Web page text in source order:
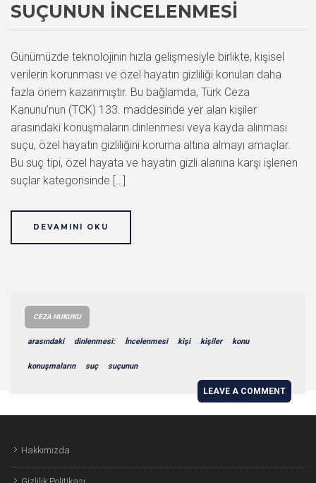
SUÇUNUN İNCELENMESI
Günümüzde teknolojinin hızla gelişmesiyle birlikte, kişisel
verilerin korunması ve özel hayatın gizliliği konuları daha
fazla önem kazanmıştır. Bu bağlamda, Türk Ceza
Kanunu’nun (TCK) 133. maddesinde yer alan kişiler
arasındaki konuşmaların dinlenmesi veya kayda alınması
suçu, özel hayatın gizliliğini koruma altına almayı amaçlar.
Bu suç tipi, özel hayata ve hayatın gizli alanına karşı işlenen
suçlar kategorisinde […]
DEVAMINI OKU
CEZA HUKUKU
arasındaki dinlenmesi: İncelenmesi kişi kişiler konu
konuşmaların suç suçunun
LEAVE A COMMENT
Hakkımızda